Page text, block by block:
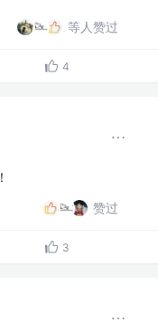
等人赞过
4
赞过
3